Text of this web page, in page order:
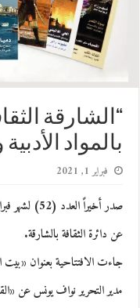
“الشارقة
بالمواد الأدبية
فبراير 1, 2021
صدر أخيراً
عن دائرة الثقافة بالشارقة.
جاءت الافتتاحية بعنوان «بيت
مدير التحرير نواف يونس عن